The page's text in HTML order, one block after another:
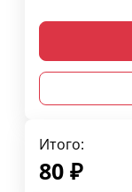
Итого:
80 ₽